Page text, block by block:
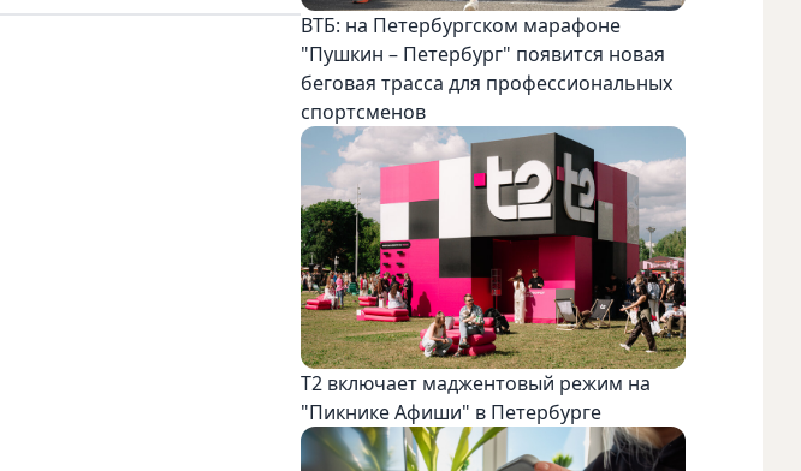
ВТБ: на Петербургском марафоне
"Пушкин – Петербург" появится новая
беговая трасса для профессиональных
спортсменов
Т2 включает маджентовый режим на
"Пикнике Афиши" в Петербурге